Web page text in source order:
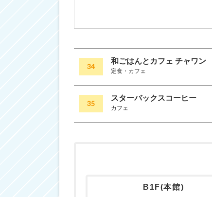
34
和ごはんとカフェ チャワン
定食・カフェ
35
スターバックスコーヒー
カフェ
B1F(本館)